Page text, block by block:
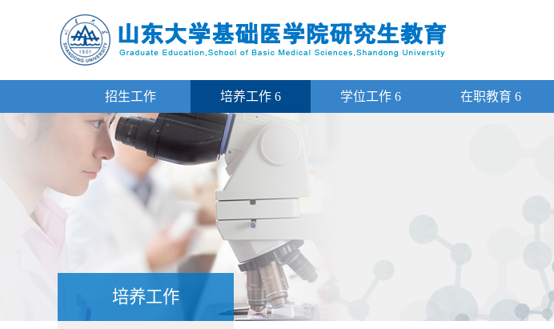
招生工作 培养工作 6 学位工作 6 在职教育 6
培养工作